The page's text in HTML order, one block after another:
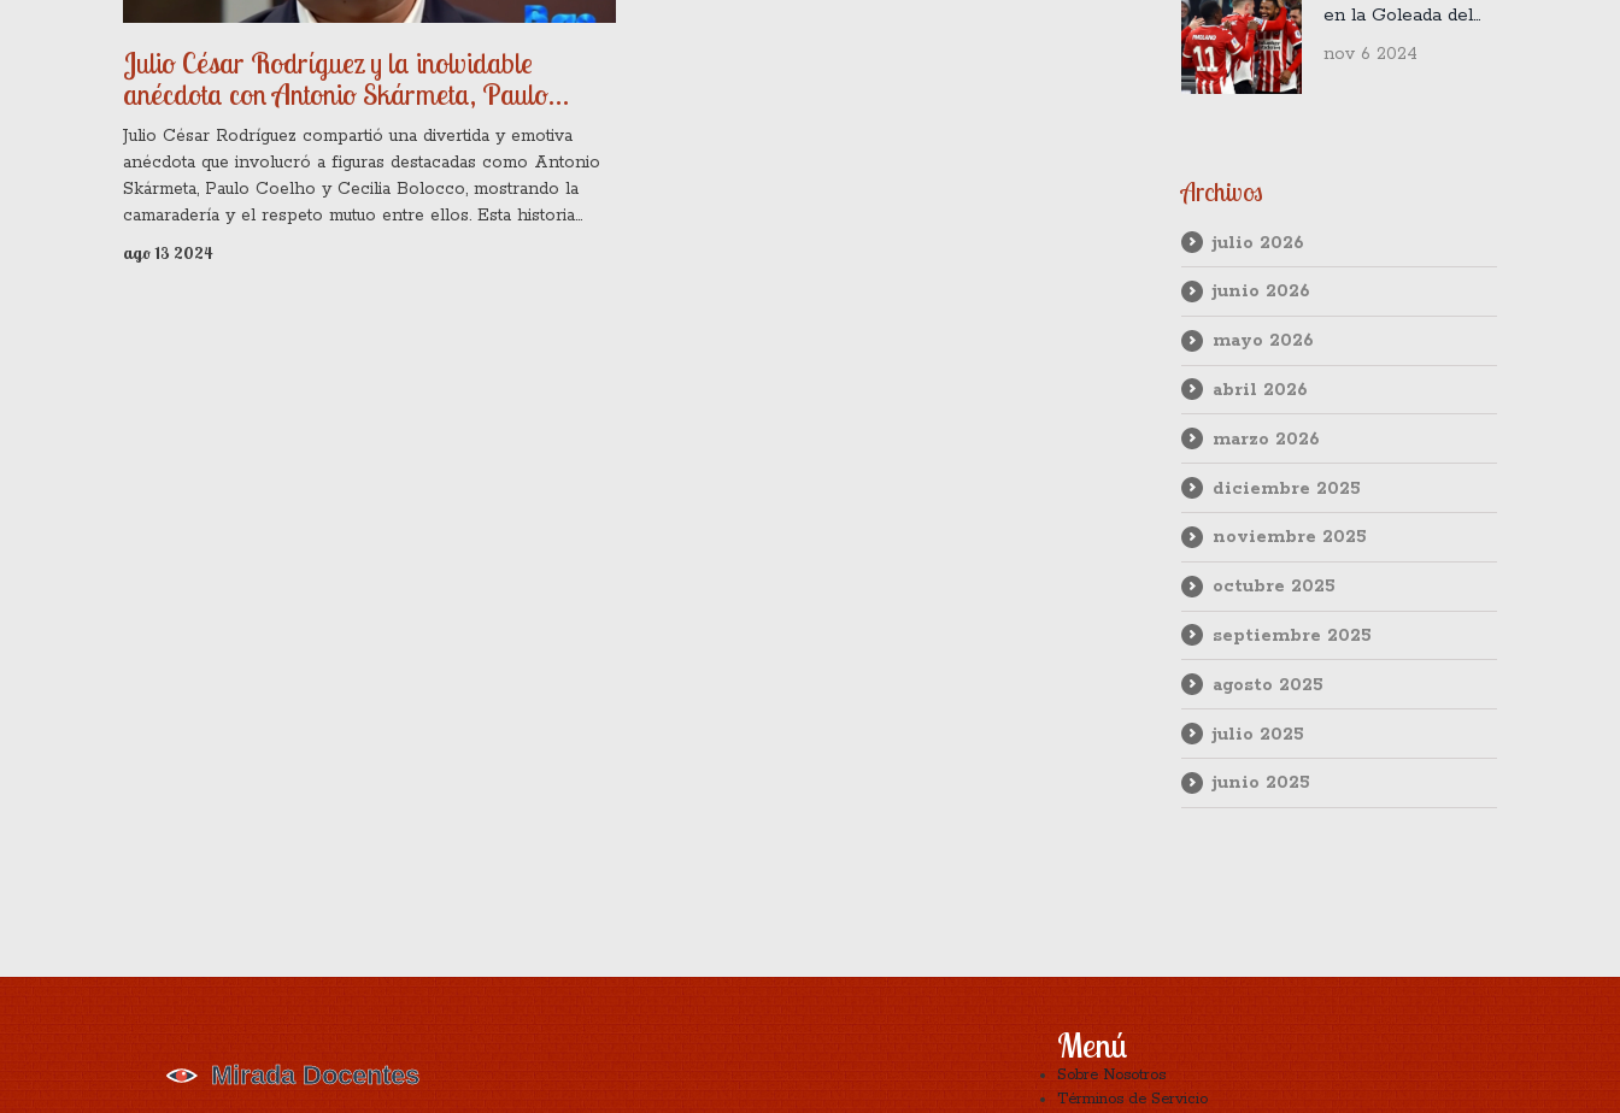
Julio César Rodríguez y la inolvidable
anécdota con Antonio Skármeta, Paulo
Coelho y Cecilia Bolocco
Julio César Rodríguez compartió una divertida y emotiva
anécdota que involucró a figuras destacadas como Antonio
Skármeta, Paulo Coelho y Cecilia Bolocco, mostrando la
camaradería y el respeto mutuo entre ellos. Esta historia
brinda una visión más profunda de sus vidas personales y
profesionales.
ago 13 2024
en la Goleada del
PSV sobre el
nov 6 2024
Archivos
julio 2026
junio 2026
mayo 2026
abril 2026
marzo 2026
diciembre 2025
noviembre 2025
octubre 2025
septiembre 2025
agosto 2025
julio 2025
junio 2025
Menú
Sobre Nosotros
Términos de Servicio